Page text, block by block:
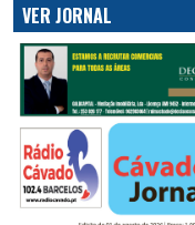
VER JORNAL